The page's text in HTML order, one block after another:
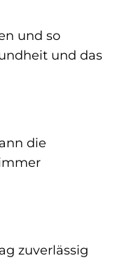
und so
und das
die
zuverlässig